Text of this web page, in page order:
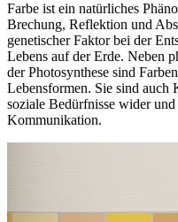
Farbe ist ein natürliches
Brechung, Reflektion und
genetischer Faktor bei der
Lebens auf der Erde. Neben
der Photosynthese sind
Lebensformen. Sie sind auch
soziale Bedürfnisse wider
Kommunikation.